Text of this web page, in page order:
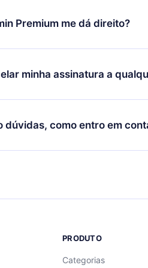
decidiu mudar sua assinatura
o plano anual, o novo plano só
Premium me dá direito?
é um plano que te garante
em 3 línguas (Inglês,
momento através do nosso
minha assinatura a
por não renovar sua
e o próximo ciclo de
dúvidas, como entro em
para entrar em contato por
PRODUTO
Categorias